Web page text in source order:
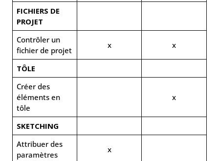
FICHIERS DE
PROJET
Contrôler un
fichier de projet
x x
TÔLE
Créer des
éléments en
tôle
x
SKETCHING
Attribuer des
paramètres
x